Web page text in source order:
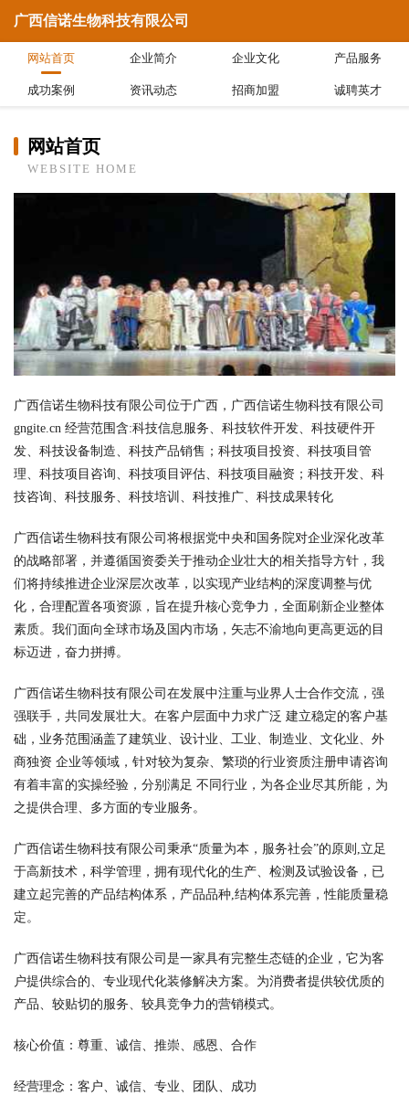
广西信诺生物科技有限公司
网站首页 企业简介 企业文化 产品服务
成功案例 资讯动态 招商加盟 诚聘英才
网站首页
WEBSITE HOME
广西信诺生物科技有限公司位于广西，广西信诺生物科技有限公司
gngite.cn 经营范围含:科技信息服务、科技软件开发、科技硬件开
发、科技设备制造、科技产品销售；科技项目投资、科技项目管
理、科技项目咨询、科技项目评估、科技项目融资；科技开发、科
技咨询、科技服务、科技培训、科技推广、科技成果转化
广西信诺生物科技有限公司将根据党中央和国务院对企业深化改革
的战略部署，并遵循国资委关于推动企业壮大的相关指导方针，我
们将持续推进企业深层次改革，以实现产业结构的深度调整与优
化，合理配置各项资源，旨在提升核心竞争力，全面刷新企业整体
素质。我们面向全球市场及国内市场，矢志不渝地向更高更远的目
标迈进，奋力拼搏。
广西信诺生物科技有限公司在发展中注重与业界人士合作交流，强
强联手，共同发展壮大。在客户层面中力求广泛 建立稳定的客户基
础，业务范围涵盖了建筑业、设计业、工业、制造业、文化业、外
商独资 企业等领域，针对较为复杂、繁琐的行业资质注册申请咨询
有着丰富的实操经验，分别满足 不同行业，为各企业尽其所能，为
之提供合理、多方面的专业服务。
广西信诺生物科技有限公司秉承“质量为本，服务社会”的原则,立足
于高新技术，科学管理，拥有现代化的生产、检测及试验设备，已
建立起完善的产品结构体系，产品品种,结构体系完善，性能质量稳
定。
广西信诺生物科技有限公司是一家具有完整生态链的企业，它为客
户提供综合的、专业现代化装修解决方案。为消费者提供较优质的
产品、较贴切的服务、较具竞争力的营销模式。
核心价值：尊重、诚信、推崇、感恩、合作
经营理念：客户、诚信、专业、团队、成功